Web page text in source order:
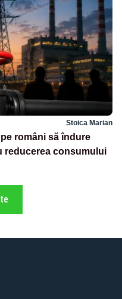
Stoica Marian
români să îndure
reducerea consumului